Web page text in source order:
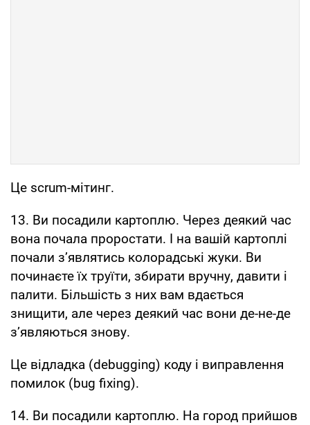
Це scrum-мітинг.
13. Ви посадили картоплю. Через деякий час
вона почала проростати. І на вашій картоплі
почали з’являтись колорадські жуки. Ви
починаєте їх труїти, збирати вручну, давити і
палити. Більшість з них вам вдається
знищити, але через деякий час вони де-не-де
з’являються знову.
Це відладка (debugging) коду і виправлення
помилок (bug fixing).
14. Ви посадили картоплю. На город прийшов